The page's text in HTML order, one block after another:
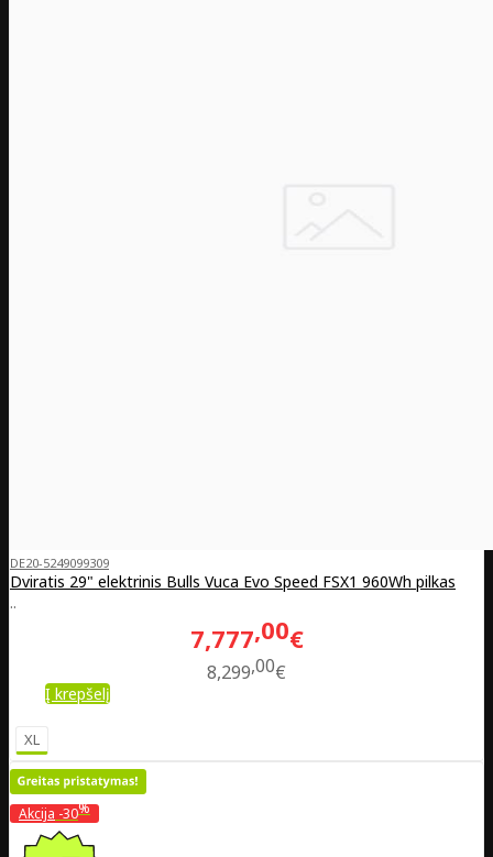
DE20-5249099309
Dviratis 29" elektrinis Bulls Vuca Evo Speed FSX1 960Wh pilkas
..
7,777 00€
8,299 00€
Į krepšelį
XL
Akcija -30%